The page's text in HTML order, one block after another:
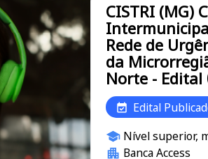
CISTRI (MG)
Rede de
da
Norte - Edital
Edital
Nível superior,
Banca Access